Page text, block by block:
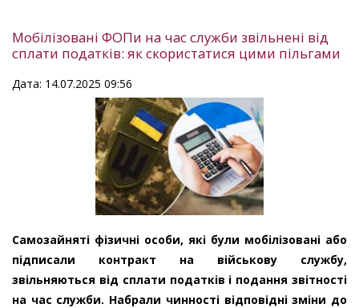
Мобілізовані ФОПи на час служби звільнені від
сплати податків: як скористатися цими пільгами
Дата: 14.07.2025 09:56
Самозайняті фізичні особи, які були мобілізовані або
підписали контракт на військову службу,
звільняються від сплати податків і подання звітності
на час служби. Набрали чинності відповідні зміни до